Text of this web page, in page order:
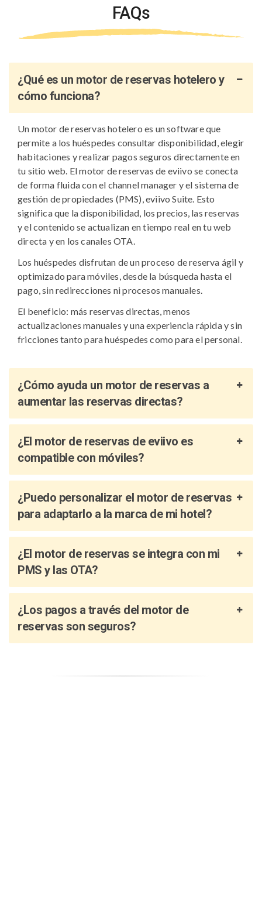
FAQs
¿Qué es un motor de reservas hotelero y
cómo funciona?
Un motor de reservas hotelero es un software que
permite a los huéspedes consultar disponibilidad, elegir
habitaciones y realizar pagos seguros directamente en
tu sitio web. El motor de reservas de eviivo se conecta
de forma fluida con el channel manager y el sistema de
gestión de propiedades (PMS), eviivo Suite. Esto
significa que la disponibilidad, los precios, las reservas
y el contenido se actualizan en tiempo real en tu web
directa y en los canales OTA.
Los huéspedes disfrutan de un proceso de reserva ágil y
optimizado para móviles, desde la búsqueda hasta el
pago, sin redirecciones ni procesos manuales.
El beneficio: más reservas directas, menos
actualizaciones manuales y una experiencia rápida y sin
fricciones tanto para huéspedes como para el personal.
¿Cómo ayuda un motor de reservas a
aumentar las reservas directas?
¿El motor de reservas de eviivo es
compatible con móviles?
¿Puedo personalizar el motor de reservas
para adaptarlo a la marca de mi hotel?
¿El motor de reservas se integra con mi
PMS y las OTA?
¿Los pagos a través del motor de
reservas son seguros?